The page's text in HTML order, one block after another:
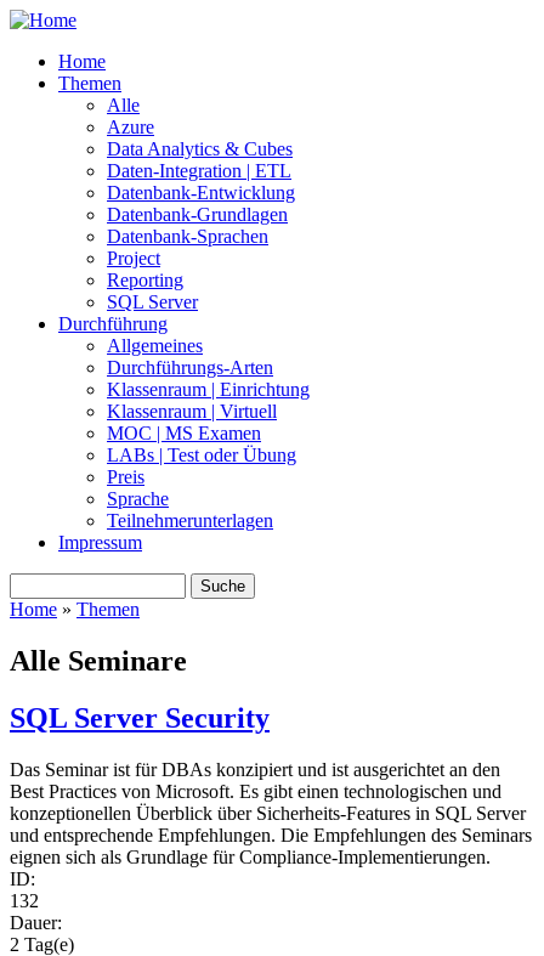
Home
Themen
Alle
Azure
Data Analytics & Cubes
Daten-Integration | ETL
Datenbank-Entwicklung
Datenbank-Grundlagen
Datenbank-Sprachen
Project
Reporting
SQL Server
Durchführung
Allgemeines
Durchführungs-Arten
Klassenraum | Einrichtung
Klassenraum | Virtuell
MOC | MS Examen
LABs | Test oder Übung
Preis
Sprache
Teilnehmerunterlagen
Impressum
Search form
Home » Themen
Alle Seminare
SQL Server Security
Das Seminar ist für DBAs konzipiert und ist ausgerichtet an den
Best Practices von Microsoft. Es gibt einen technologischen und
konzeptionellen Überblick über Sicherheits-Features in SQL Server
und entsprechende Empfehlungen. Die Empfehlungen des Seminars
eignen sich als Grundlage für Compliance-Implementierungen.
ID:
132
Dauer:
2 Tag(e)